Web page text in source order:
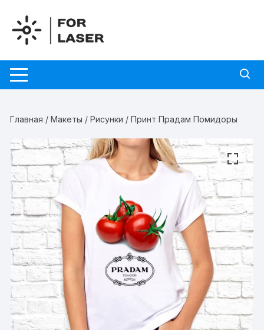
содержимому
Главная /Макеты /Рисунки / Принт Прадам Помидоры